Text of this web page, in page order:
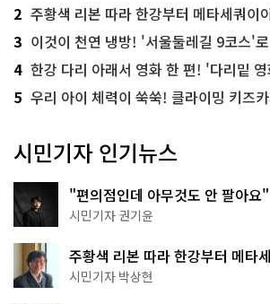
2 주황색 리본 따라 한강부터 메타세쿼이아 숲길까
3 이것이 천연 냉방! '서울둘레길 9코스'
4 한강 다리 아래서 영화 한 편! '다리밑
5 우리 아이 체력이 쑥쑥! 클라이밍 키즈
시민기자 인기뉴스
"편의점인데 아무것도 안 팔아요
한 편의점의 정체
시민기자 권기윤
주황색 리본 따라 한강부터 메타
서울둘레길 15코스
시민기자 박상현